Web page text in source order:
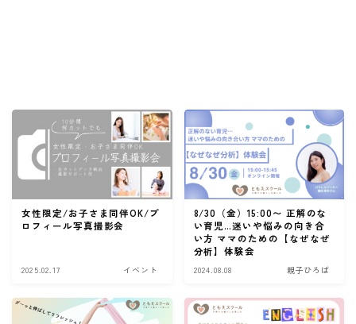
女性限定/お子さま同伴OK/プ
ロフィール写真撮影会
2025.02.17 イベント
8/30（金）15:00〜 正解のな
い育児…迷いや悩みの向き合
い方 ママのための【なぜなぜ
分析】体験会
2024.08.08 親子ひろば